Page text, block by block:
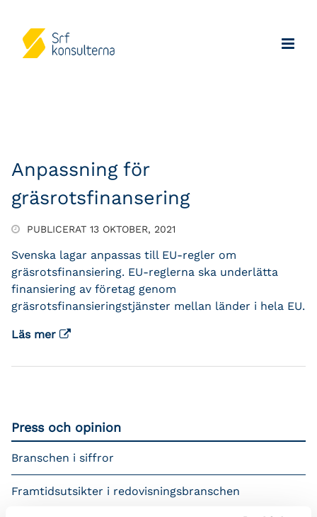
Anpassning för
gräsrotsfinansering
PUBLICERAT 13 OKTOBER, 2021
Svenska lagar anpassas till EU-regler om
gräsrotsfinansiering. EU-reglerna ska underlätta
finansiering av företag genom
gräsrotsfinansieringstjänster mellan länder i hela EU.
Läs mer
Press och opinion
Branschen i siffror
Framtidsutsikter i redovisningsbranschen